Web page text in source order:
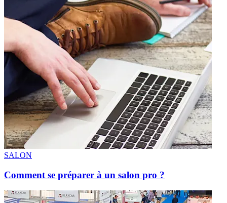
SALON
Comment se préparer à un salon pro ?